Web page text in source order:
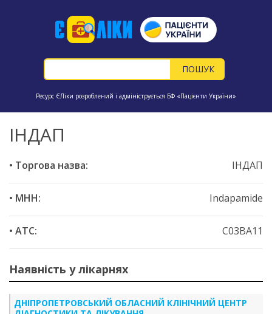
Ресурс ЄЛіки розроблений і адмініструється БФ «Пацієнти України»
ІНДАП
• Торгова назва: ІНДАП
• МНН: Indapamide
• ATC: C03BA11
Наявність у лікарнях
ДНІПРОПЕТРОВСЬКИЙ ОБЛАСНИЙ КЛІНІЧНИЙ ЦЕНТР